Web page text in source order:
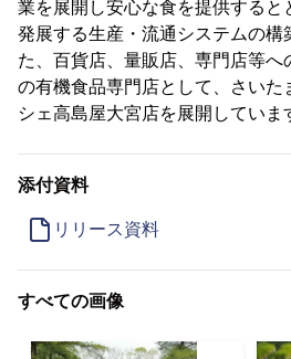
業を展開し安心な食を提供すると
発展する生産・流通システムの構
た、百貨店、量販店、専門店等へ
の有機食品専門店として、さいた
シェ高島屋大宮店を展開していま
添付資料
リリース資料
すべての画像